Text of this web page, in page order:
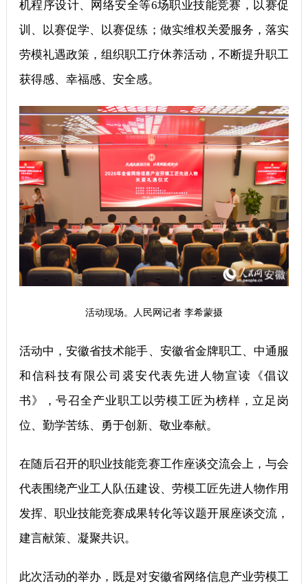
机程序设计、网络安全等6场职业技能竞赛，以赛促
训、以赛促学、以赛促练；做实维权关爱服务，落实
劳模礼遇政策，组织职工疗休养活动，不断提升职工
获得感、幸福感、安全感。
活动现场。人民网记者 李希蒙摄
活动中，安徽省技术能手、安徽省金牌职工、中通服
和信科技有限公司裘安代表先进人物宣读《倡议
书》，号召全产业职工以劳模工匠为榜样，立足岗
位、勤学苦练、勇于创新、敬业奉献。
在随后召开的职业技能竞赛工作座谈交流会上，与会
代表围绕产业工人队伍建设、劳模工匠先进人物作用
发挥、职业技能竞赛成果转化等议题开展座谈交流，
建言献策、凝聚共识。
此次活动的举办，既是对安徽省网络信息产业劳模工